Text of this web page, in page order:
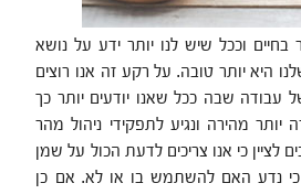
וככל שיש לנו יותר ידע על נושא
היא יותר טובה. על רקע זה אנו רוצים
עבודה שבה ככל שאנו יודעים יותר כך
יותר מהירה ונגיע לתפקידי ניהול מהר
לציין כי אנו צריכים לדעת הכול על שמן
כי נדע האם להשתמש בו או לא. אם כן